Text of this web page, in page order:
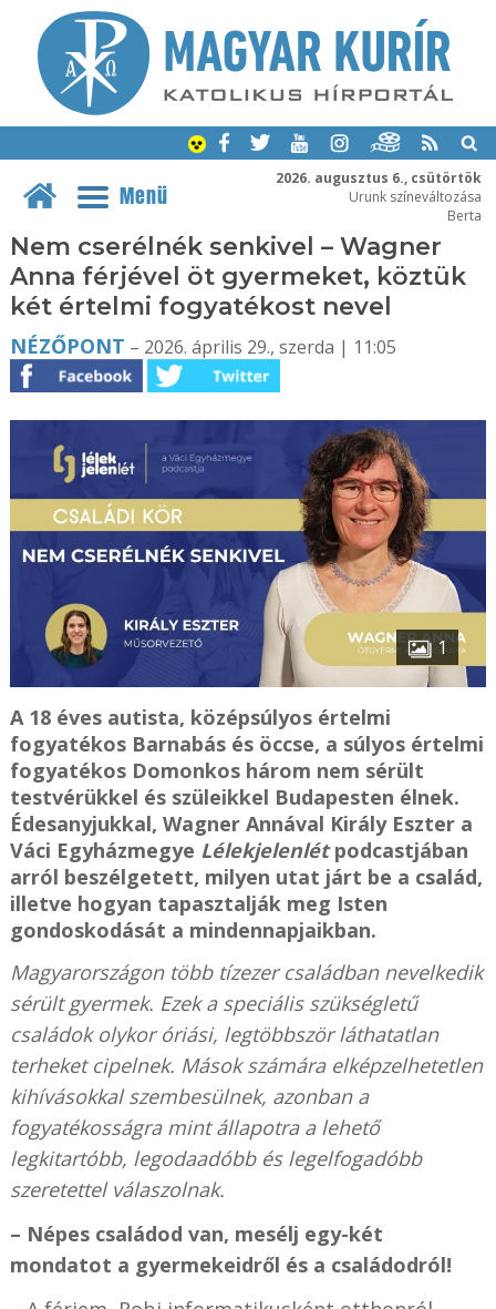
2026. augusztus 6., csütörtök
Urunk színeváltozása
Berta
Menü
Nem cserélnék senkivel – Wagner
Anna férjével öt gyermeket, köztük
két értelmi fogyatékost nevel
NÉZŐPONT – 2026. április 29., szerda | 11:05
1
A 18 éves autista, középsúlyos értelmi
fogyatékos Barnabás és öccse, a súlyos értelmi
fogyatékos Domonkos három nem sérült
testvérükkel és szüleikkel Budapesten élnek.
Édesanyjukkal, Wagner Annával Király Eszter a
Váci Egyházmegye Lélekjelenlétpodcastjában
arról beszélgetett, milyen utat járt be a család,
illetve hogyan tapasztalják meg Isten
gondoskodását a mindennapjaikban.
Magyarországon több tízezer családban nevelkedik
sérült gyermek. Ezek a speciális szükségletű
családok olykor óriási, legtöbbször láthatatlan
terheket cipelnek. Mások számára elképzelhetetlen
kihívásokkal szembesülnek, azonban a
fogyatékosságra mint állapotra a lehető
legkitartóbb, legodaadóbb és legelfogadóbb
szeretettel válaszolnak.
– Népes családod van, mesélj egy-két
mondatot a gyermekeidről és a családodról!